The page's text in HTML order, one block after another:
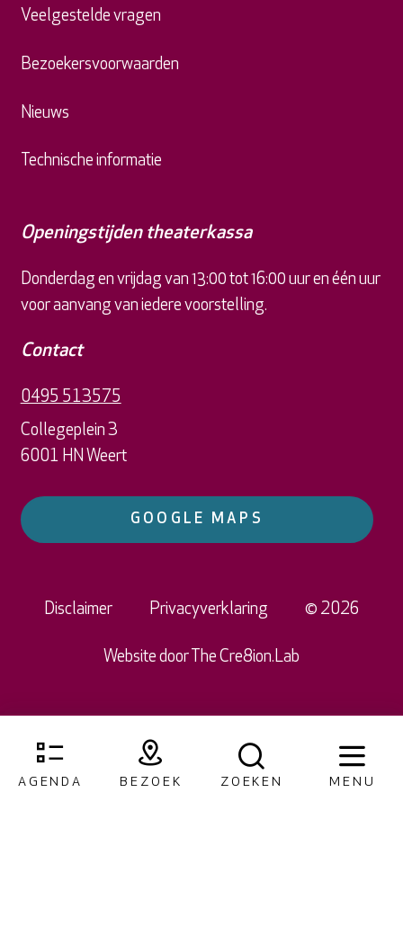
AGENDA BEZOEK ZOEKEN MENU
Veelgestelde vragen
Bezoekersvoorwaarden
Nieuws
Technische informatie
Openingstijden theaterkassa
Donderdag en vrijdag van 13:00 tot 16:00 uur en één uur
voor aanvang van iedere voorstelling.
Contact
0495 513575
Collegeplein 3
6001 HN Weert
GOOGLE MAPS
Disclaimer Privacyverklaring © 2026
Website door The Cre8ion.Lab